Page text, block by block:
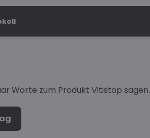
Worte zum Produkt Vitistop sagen.